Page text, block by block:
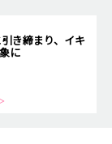
引き締まり、イキ
に